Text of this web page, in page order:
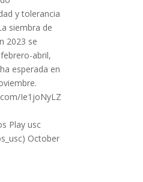
y tolerancia
siembra de
2023 se
abril,
esperada en
Ie1joNyLZ
Play usc
October